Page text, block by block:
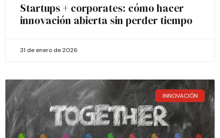
Startups + corporates: cómo hacer
innovación abierta sin perder tiempo
31 de enero de 2026
INNOVACIÓN